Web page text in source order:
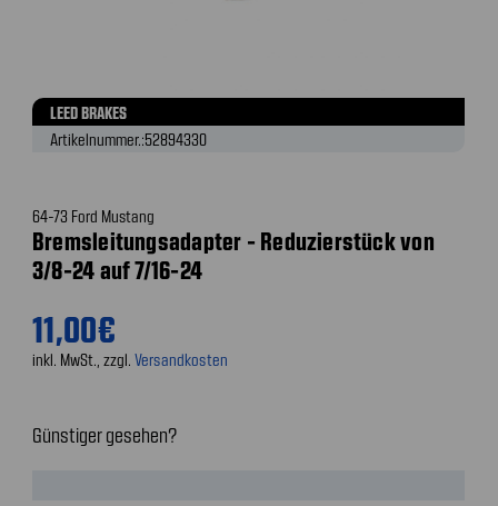
LEED BRAKES
Artikelnummer.:52894330
64-73 Ford Mustang
Bremsleitungsadapter - Reduzierstück von
3/8-24 auf 7/16-24
11,00€
inkl. MwSt., zzgl. Versandkosten
Günstiger gesehen?